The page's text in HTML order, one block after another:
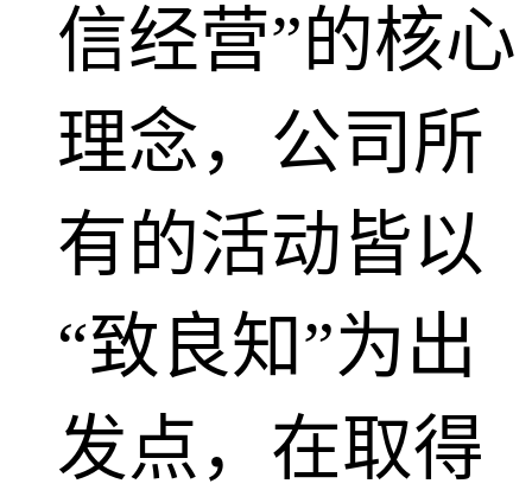
信经营”的核心
理念，公司所
有的活动皆以
“致良知”为出
发点，在取得